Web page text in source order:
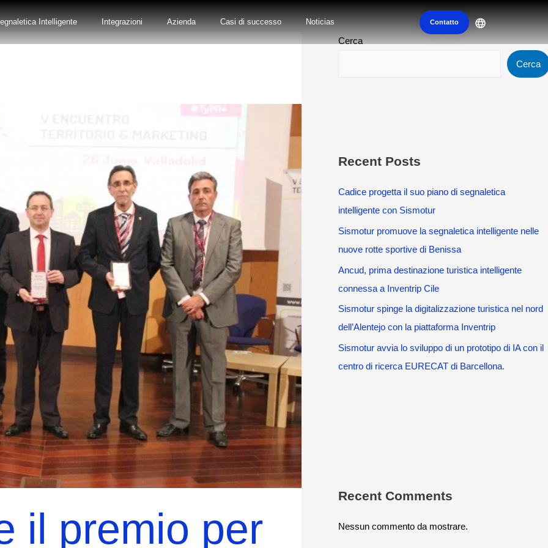
Intelligente Integrazioni Azienda Casi di successo Noticias Contatto
il premio per
Cerca
Cerca
Recent Posts
Cadice progetta il suo piano di segnaletica
intelligente con Sismotur
Sismotur promuove la segnaletica intelligente nelle
nuove rotte sportive di Benissa
Ancud, prima destinazione turistica intelligente
connessa a Inventrip Cile
Sismotur spinge la digitalizzazione turistica nel nord
dell’Alentejo con la piattaforma Inventrip
Sismotur avvia lo sviluppo di un prototipo di IA con il
centro di ricerca EURECAT di Barcellona.
Recent Comments
Nessun commento da mostrare.